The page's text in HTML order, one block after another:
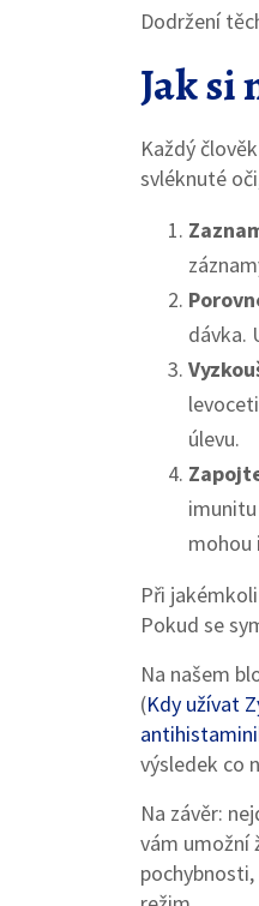
Dodržení
Jak si
Každý
svléknuté
dávka.
úlevu.
mohou
Při
Pokud se
Na našem
(Kdy užívat
výsledek co
Na závěr:
vám umožní